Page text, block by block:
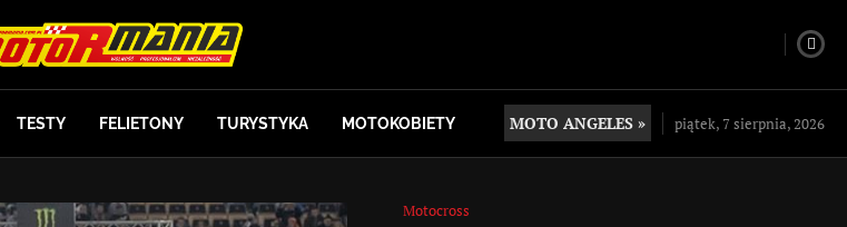
TESTY FELIETONY TURYSTYKA MOTOKOBIETY MOTO ANGELES » piątek, 7 sierpnia, 2026
Motocross